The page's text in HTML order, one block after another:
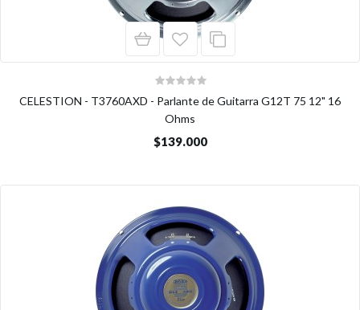
CELESTION - T3760AXD - Parlante de Guitarra G12T 75 12" 16
Ohms
$139.000